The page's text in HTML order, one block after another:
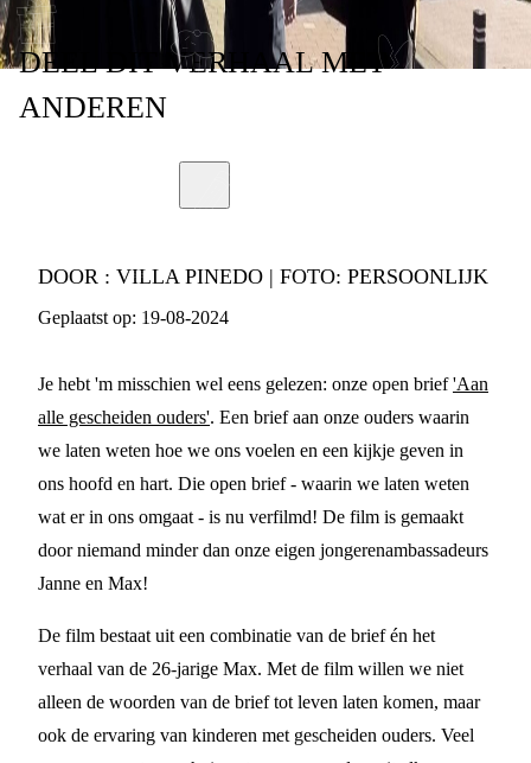
DEELDIT VERHAALMET
ANDEREN
DOOR : VILLA PINEDO | FOTO: PERSOONLIJK
Geplaatst op: 19-08-2024
Je hebt 'm misschien wel eens gelezen: onze open brief'Aan
alle gescheiden ouders'. Een brief aan onze ouders waarin
we laten weten hoe we ons voelen en een kijkje geven in
ons hoofd en hart. Die open brief - waarin we laten weten
wat er in ons omgaat - is nu verfilmd! De film is gemaakt
door niemand minder dan onze eigen jongerenambassadeurs
Janne en Max!
De film bestaat uit een combinatie van de brief én het
verhaal van de 26-jarige Max. Met de film willen we niet
alleen de woorden van de brief tot leven laten komen, maar
ook de ervaring van kinderen met gescheiden ouders. Veel